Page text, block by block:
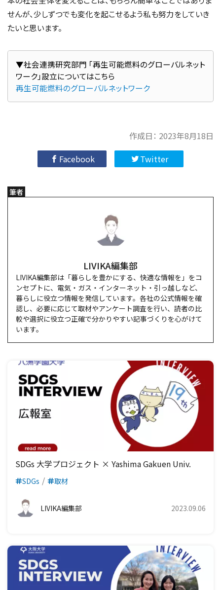
せんが、少しずつでも変化を起こせるよう私も努力をしていき
たいと思います。
▼社会連携研究部門 「再生可能燃料のグローバルネット
再生可能燃料のグローバルネットワーク
作成日： 2023年8月18日
Facebook
Twitter
筆者
LIVIKA編集部
LIVIKA編集部は「暮らしを豊かにする、快適な情報を」をコ
ンセプトに、電気・ガス・インターネット・引っ越しなど、
暮らしに役立つ情報を発信しています。各社の公式情報を確
認し、必要に応じて取材やアンケート調査を行い、読者の比
較や選択に役立つ正確で分かりやすい記事づくりを心がけて
います。
SDGs 大学プロジェクト × Yashima Gakuen Univ.
SDGs 取材
LIVIKA編集部 2023.09.06